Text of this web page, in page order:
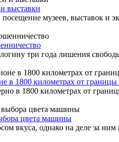
выставки
музеев, выставок
три года лишения
в 1800 километрах от
в 1800 километрах от
цвета машины
вкуса, однако на деле за